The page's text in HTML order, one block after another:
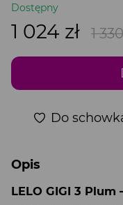
Dostępny
1 024 zł 1
Do
Opis
LELO GIGI 3